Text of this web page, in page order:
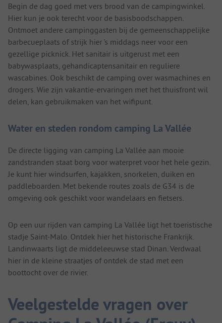
Begin de dag goed met vers brood van de campingwinkel.
Hier kun je ook terecht voor de basisboodschappen.
Ontmoet andere campinggasten bij de gemeenschappelijke
barbecueplaats of strijk hier ’s middags neer voor een
gezellige picknick. Het sanitair is uitgerust met een
babywasplaats, gehandicaptensanitair en reguliere
wascabines. Ook beschikt de camping over wasmachines en
drogers. Wie zijn vakantie-ervaringen met het thuisfront wil
delen, kan gebruikmaken van het wifipunt.
Water en steden rondom camping La Vallée
De directe ligging van camping La Vallée aan mooie
zandstranden staat borg voor waterpret voor het hele gezin.
Je kunt hier windsurfen, kajakken, snorkelen, duiken en
paddleboarden. Met bekende routes zoals de G34 is de
omgeving ook geschikt voor wandelaars en fietsers.
Op een uur rijden van camping La Vallée ligt het toeristische
stadje Saint-Malo. Ontdek hier het historische Frankrijk.
Landinwaarts ligt de middeleeuwse stad Dinan. Verdwaal
hier in de kleine straatjes of ontdek de stad met een
boottocht over de rivier.
Veelgestelde vragen over